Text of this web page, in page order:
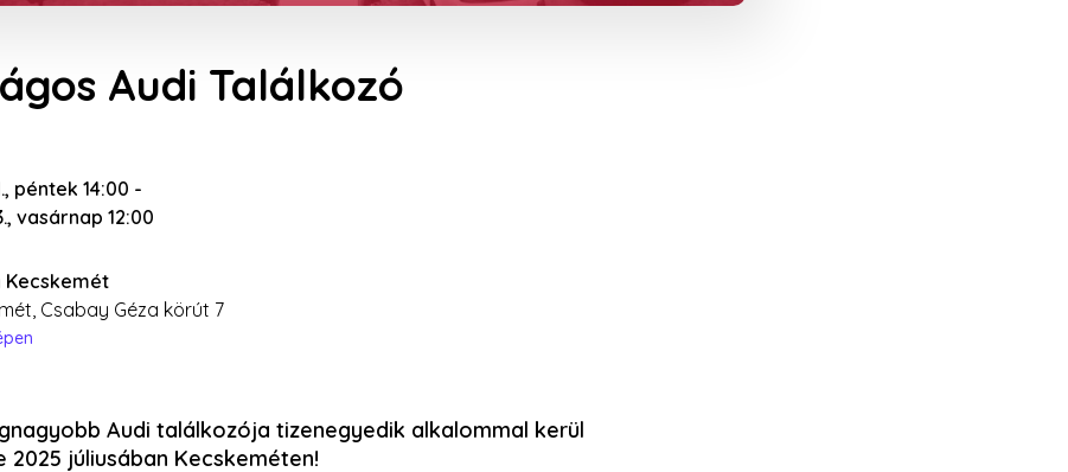
Audi Találkozó
péntek 14:00 -
vasárnap 12:00
Kecskemét
Csabay Géza körút 7
Audi találkozója tizenegyedik alkalommal kerül
2025 júliusában Kecskeméten!